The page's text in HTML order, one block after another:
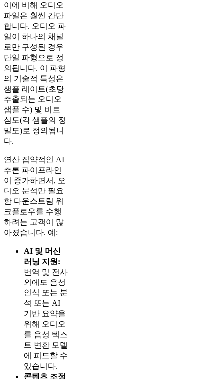
이에 비해 오디오
파일은 훨씬 간단
합니다. 오디오 파
일이 하나의 채널
로만 구성된 경우
단일 파형으로 정
의됩니다. 이 파형
의 기술적 특성은
샘플 레이트(초당
추출되는 오디오
샘플 수) 및 비트
심도(각 샘플의 정
밀도)로 정의됩니
다.
연산 집약적인 AI
추론 파이프라인
이 증가하면서, 오
디오 분석만 필요
한 다운스트림 워
크플로우를 수행
하려는 고객이 많
아졌습니다. 예:
AI 및 머신
러닝 지원:
번역 및 전사
외에도 음성
인식 또는 분
석 또는 AI
기반 요약을
위해 오디오
를 음성 텍스
트 변환 모델
에 피드할 수
있습니다.
콘텐츠 조정